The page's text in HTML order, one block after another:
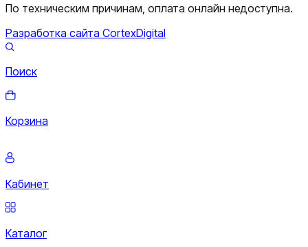
По техническим причинам, оплата онлайн недоступна.
Разработка сайта CortexDigital
Поиск
Корзина
Кабинет
Каталог